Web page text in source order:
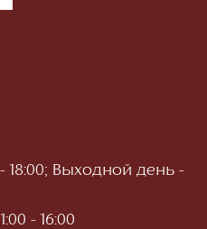
18:00; Выходной день -
- 16:00